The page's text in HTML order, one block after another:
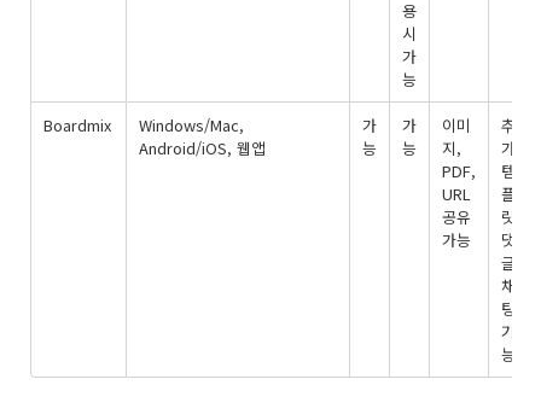
용
시
가
능
Boardmix
Windows/Mac,
Android/iOS, 웹앱
가
능
가
능
이미
지,
PDF,
URL
공유
가능
추
가
템
플
릿,
댓
글/
채
팅
기
능